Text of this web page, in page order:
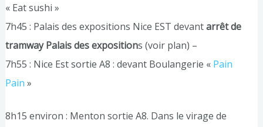
« Eat sushi »
7h45 : Palais des expositions Nice EST devantarrêt de
tramway Palais des expositions (voir plan) –
7h55 : Nice Est sortie A8 : devant Boulangerie « Pain
Pain »
8h15 environ : Menton sortie A8. Dans le virage de